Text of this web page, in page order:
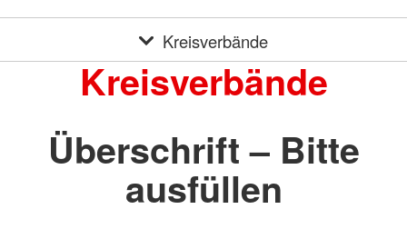
Kreisverbände
Kreisverbände
Überschrift – Bitte
ausfüllen